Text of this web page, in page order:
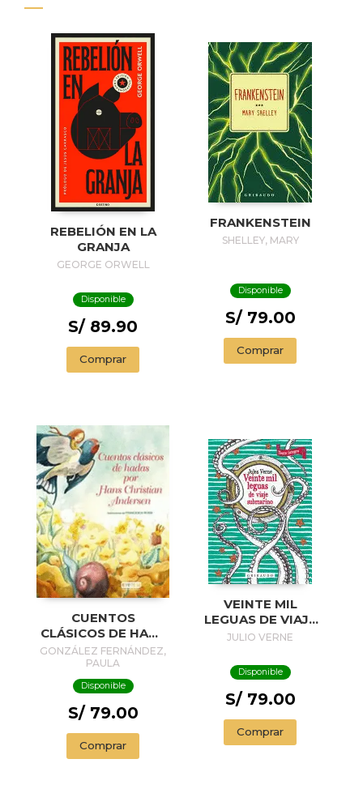
REBELIÓN EN LA
GRANJA
GEORGE ORWELL
Disponible
S/ 89.90
Comprar
FRANKENSTEIN
SHELLEY, MARY
Disponible
S/ 79.00
Comprar
CUENTOS
CLÁSICOS DE HANS
CHRISTIAN
ANDERSEN
GONZÁLEZ FERNÁNDEZ,
PAULA
Disponible
S/ 79.00
Comprar
VEINTE MIL
LEGUAS DE VIAJE
SUBMARINO
JULIO VERNE
Disponible
S/ 79.00
Comprar